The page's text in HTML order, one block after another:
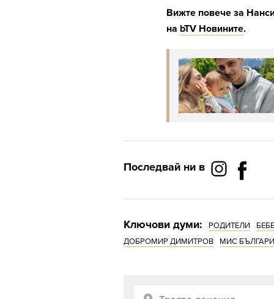
Вижте повече за
на bTV Новините.
Последвай ни в
Ключови думи: РОДИТЕЛИ
БЕБЕ
ДОБРОМИР ДИМИТРОВ
МИС